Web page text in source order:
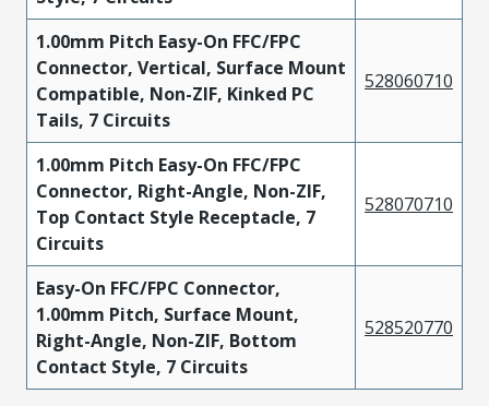
1.00mm Pitch Easy-On FFC/FPC
Connector, Vertical, Surface Mount
Compatible, Non-ZIF, Kinked PC
Tails, 7 Circuits
528060710
1.00mm Pitch Easy-On FFC/FPC
Connector, Right-Angle, Non-ZIF,
Top Contact Style Receptacle, 7
Circuits
528070710
Easy-On FFC/FPC Connector,
1.00mm Pitch, Surface Mount,
Right-Angle, Non-ZIF, Bottom
Contact Style, 7 Circuits
528520770